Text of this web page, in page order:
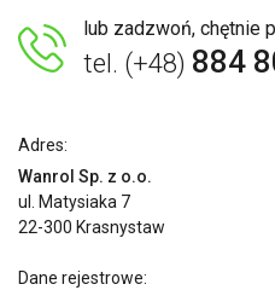
lub zadzwoń, chętnie
tel. (+48) 884
Adres:
Wanrol Sp. z o.o.
ul. Matysiaka 7
22-300 Krasnystaw
Dane rejestrowe: